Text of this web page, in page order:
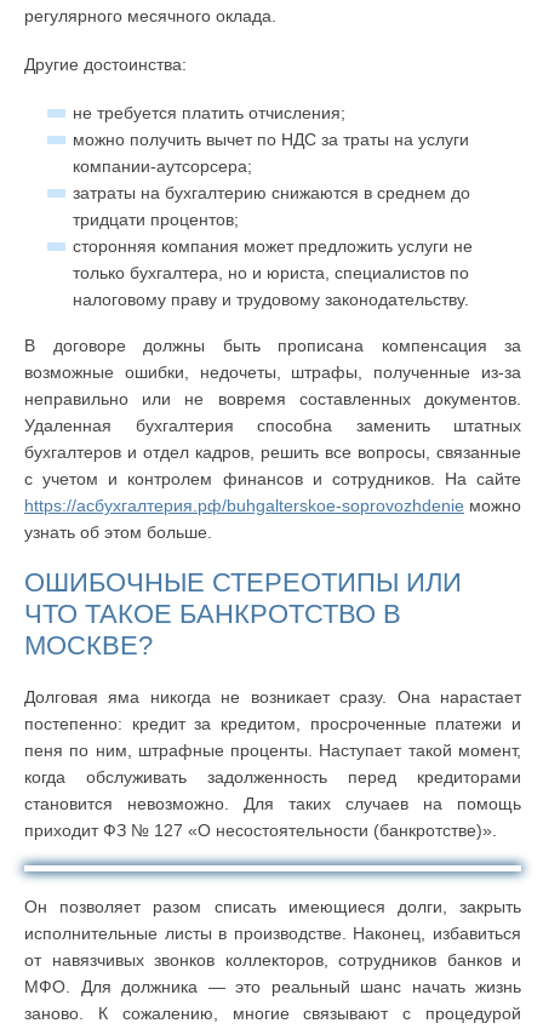
регулярного месячного оклада.
Другие достоинства:
не требуется платить отчисления;
можно получить вычет по НДС за траты на услуги
компании-аутсорсера;
затраты на бухгалтерию снижаются в среднем до
тридцати процентов;
сторонняя компания может предложить услуги не
только бухгалтера, но и юриста, специалистов по
налоговому праву и трудовому законодательству.
В договоре должны быть прописана компенсация за
возможные ошибки, недочеты, штрафы, полученные из-за
неправильно или не вовремя составленных документов.
Удаленная бухгалтерия способна заменить штатных
бухгалтеров и отдел кадров, решить все вопросы, связанные
с учетом и контролем финансов и сотрудников. На сайте
https://асбухгалтерия.рф/buhgalterskoe-soprovozhdenie можно
узнать об этом больше.
ОШИБОЧНЫЕ СТЕРЕОТИПЫ ИЛИ
ЧТО ТАКОЕ БАНКРОТСТВО В
МОСКВЕ?
Долговая яма никогда не возникает сразу. Она нарастает
постепенно: кредит за кредитом, просроченные платежи и
пеня по ним, штрафные проценты. Наступает такой момент,
когда обслуживать задолженность перед кредиторами
становится невозможно. Для таких случаев на помощь
приходит ФЗ № 127 «О несостоятельности (банкротстве)».
Он позволяет разом списать имеющиеся долги, закрыть
исполнительные листы в производстве. Наконец, избавиться
от навязчивых звонков коллекторов, сотрудников банков и
МФО. Для должника — это реальный шанс начать жизнь
заново. К сожалению, многие связывают с процедурой